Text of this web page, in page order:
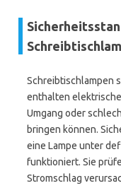
Schreibtischlampen
enthalten
Umgang oder
bringen können.
eine Lampe unter
funktioniert. Sie
Stromschlag